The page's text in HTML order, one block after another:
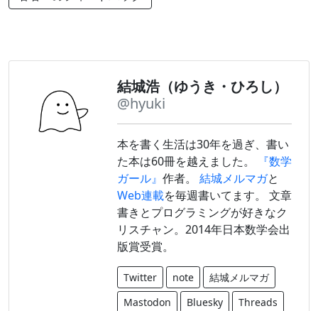
結城浩（ゆうき・ひろし）
@hyuki
本を書く生活は30年を過ぎ、書い
た本は60冊を越えました。
『数学
ガール』 作者。 結城メルマガと
Web連載を毎週書いてます。 文章
書きとプログラミングが好きなク
リスチャン。2014年日本数学会出
版賞受賞。
Twitter note
結城メルマガ
Mastodon
Bluesky Threads